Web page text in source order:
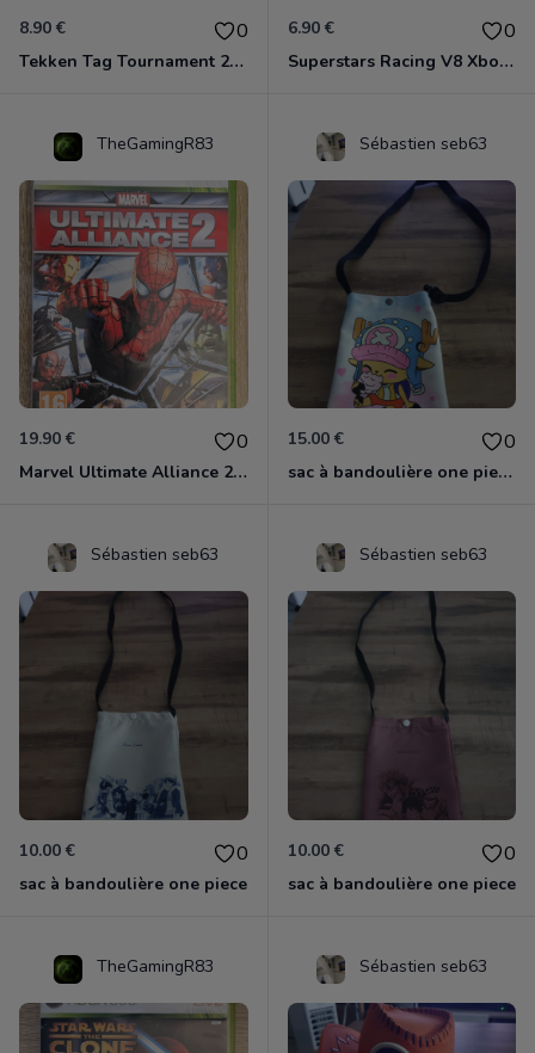
8.90 € 0
Tekken Tag Tournament 2 Xbox 360
6.90 € 0
Superstars Racing V8 Xbox 360
TheGamingR83
19.90 € 0
Marvel Ultimate Alliance 2 Xbox 360
Sébastien seb63
15.00 € 0
sac à bandoulière one piece chopper
Sébastien seb63
10.00 € 0
sac à bandoulière one piece
Sébastien seb63
10.00 € 0
sac à bandoulière one piece
TheGamingR83 Sébastien seb63